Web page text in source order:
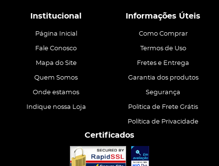
Institucional
Página Inicial
Fale Conosco
Mapa do Site
Quem Somos
Onde estamos
Indique nossa Loja
Informações Úteis
Como Comprar
Termos de Uso
Fretes e Entrega
Garantia dos produtos
Segurança
Politica de Frete Grátis
Política de Privacidade
Certificados